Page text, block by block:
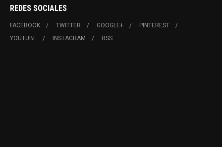
REDES SOCIALES
FACEBOOK TWITTER GOOGLE+
PINTEREST
YOUTUBE
INSTAGRAM RSS